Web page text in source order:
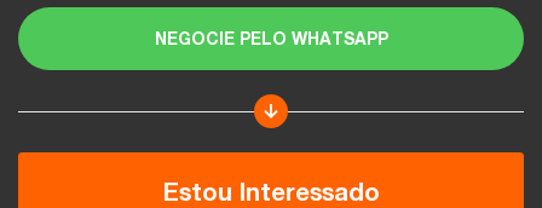
NEGOCIE PELO WHATSAPP
Estou Interessado